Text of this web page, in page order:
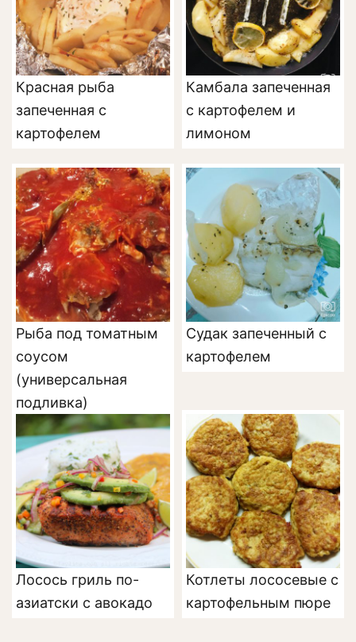
Красная рыба
запеченная с
картофелем
Камбала запеченная
с картофелем и
лимоном
Рыба под томатным
соусом
(универсальная
подливка)
Судак запеченный с
картофелем
Лосось гриль по-
азиатски с авокадо
Котлеты лососевые с
картофельным пюре